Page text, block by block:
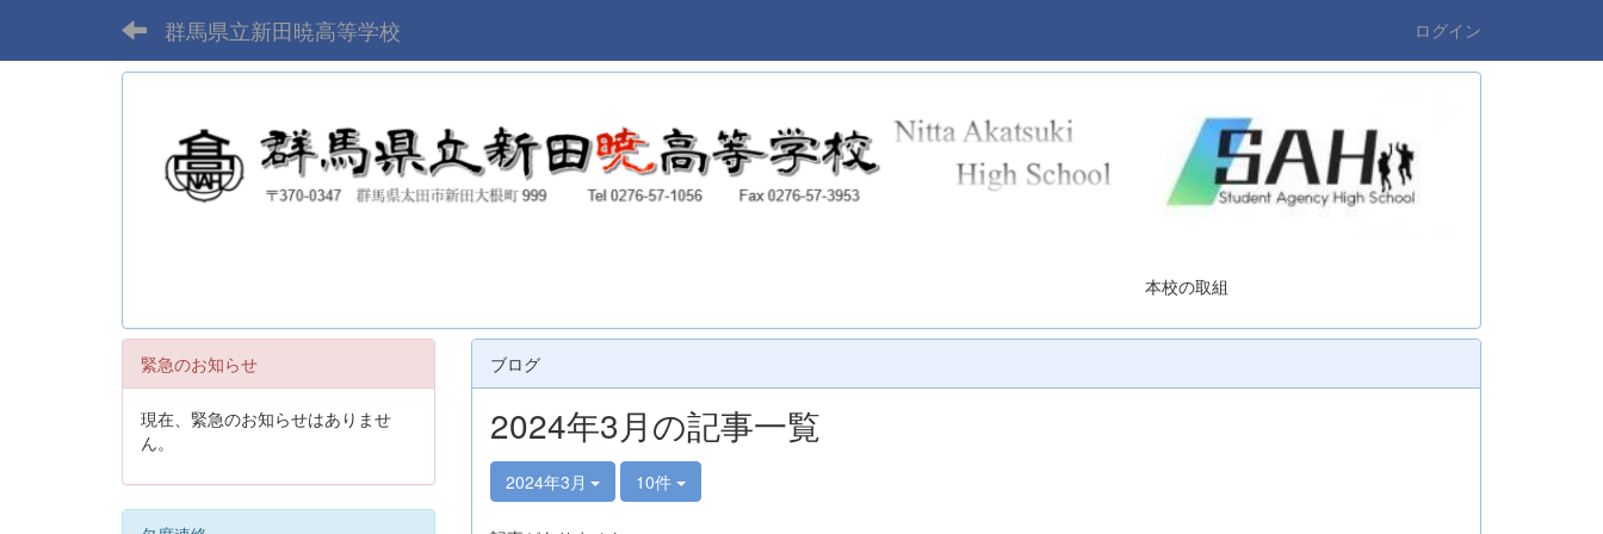
群馬県立新田暁高等学校 ログイン
本校の取組
ブログ
2024年3月の記事一覧
2024年3月 10件
緊急のお知らせ
現在、緊急のお知らせはありませ
ん。